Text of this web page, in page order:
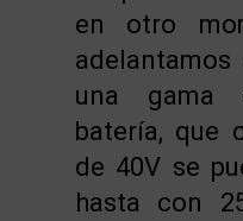
en otro
una gama
batería, que
de 40V se
hasta con